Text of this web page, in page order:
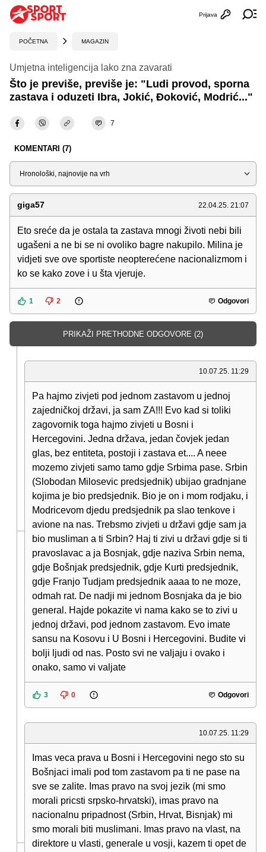
Otvori
Prijava
POČETNA MAGAZIN
Umjetna inteligencija lako zna zavarati
Što je previše, previše je: "Ludi provod, sporna
zastava i oduzeti Ibra, Jokić, Đoković, Modrić..."
7
KOMENTARI (7)
Sortiraj
giga57 22.04.25. 21:07
Eto sreće da je ostala ta zastava mnogi životi nebi bili
ugašeni a ne bi se ni ovoliko bagre nakupilo. Milina je
vidjeti sve ove sportiste neopterećene nacionalizmom i
ko se kako zove i u šta vjeruje.
1 2 Odgovori
PRIKAŽI PRETHODNE ODGOVORE (2)
10.07.25. 11:29
Pa hajmo zivjeti pod jednom zastavom u jednoj
zajedničkoj državi, ja sam ZA!!! Evo kad si toliki
zagovornik toga hajmo zivjeti u Bosni i
Hercegovini. Jedna država, jedan čovjek jedan
glas, bez entiteta, postoji i zastava et.... A neee
mozemo zivjeti samo tamo gdje Srbima pase. Srbin
(Slobodan Milosevic predsjednik) ubijao gradnjane
kojima je bio predsjednik. Bio je on i mom rodjaku, i
Modricevom djedu predsjednik pa slao tenkove i
avione na nas. Trebsmo zivjeti u državi gdje sam ja
bio musliman a ti Srbin? Haj ti zivi u državi gdje si ti
pravoslavac a ja Bosnjak, gdje naziva Srbin nema,
gdje Bošnjak predsjednik, gdje Kurti predsjednik,
gdje Franjo Tudjam predsjednik aaaa to ne moze,
odmah rat. De nadji mi jednom Bosnjaka da je bio
general. Hajde pokazite vi nama kako se to zivi u
jednoj državi, pod jednom zastavom. Evo imate
sansu na Kosovu i U Bosni i Hercegovini. Budite vi
bolji ljudi od nas. Posto svi ne valjaju i ovako i
onako, samo vi valjate
3 0 Odgovori
10.07.25. 11:29
Imas veca prava u Bosni i Hercegovini nego sto su
Bošnjaci imali pod tom zastavom pa ti ne pase na
sve se zalite. Imas pravo na svoj jezik (mi smo
morali pricsti srpsko-hrvatski), imas pravo na
nacionalnu pripadnost (Srbin, Hrvat, Bisnjak) mi
smo morali biti muslimani. Imas pravo na vlast, na
direktore u vlasti, generale u vosji, kazem ti opet de